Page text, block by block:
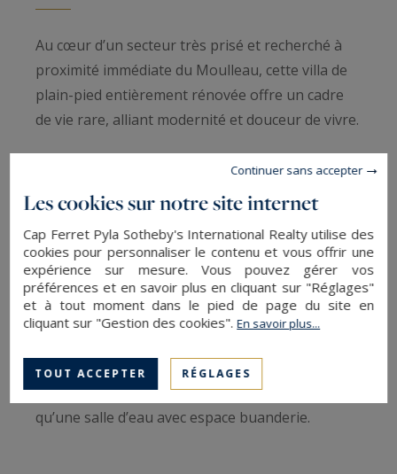
Au cœur d’un secteur très prisé et recherché à
proximité immédiate du Moulleau, cette villa de
plain-pied entièrement rénovée offre un cadre
de vie rare, alliant modernité et douceur de vivre.
Idéalement située à quelques minutes de la
plage, des commerces et lieux de vie, elle
sud-ouest, elle bénéficie d’une belle luminosité
qui sublime ses volumes.
D'une surface actuelle de 78 m2, elle propose
ouvert avec cuisine équipée et salle à manger, un
séjour cathédrale élégant, deux chambres ainsi
qu’une salle d’eau avec espace buanderie.
Les cookies sur notre site internet
Cap Ferret Pyla Sotheby's International Realty utilise des
cookies pour personnaliser le contenu et vous offrir une
expérience sur mesure. Vous pouvez gérer vos
préférences et en savoir plus en cliquant sur "Réglages"
et à tout moment dans le pied de page du site en
cliquant sur "Gestion des cookies".En savoir plus...
TOUT ACCEPTER RÉGLAGES
Continuer sans accepter